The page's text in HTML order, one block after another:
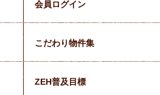
会員ログイン
こだわり物件集
ZEH普及目標